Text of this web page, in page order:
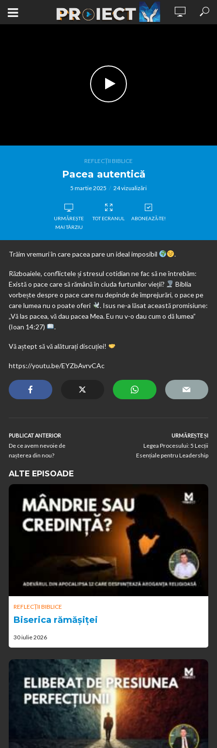
REFLECȚII BIBLICE
Pacea autentică
5 martie 2025 24 vizualizări
URMĂREȘTE
MAI TÂRZIU
TOT ECRANUL ABONEAZĂ-TE!
Trăim vremuri în care pacea pare un ideal imposibil .
Războaiele, conflictele și stresul cotidian ne fac să ne întrebăm:
Există o pace care să rămână în ciuda furtunilor vieții?
Biblia
vorbește despre o pace care nu depinde de împrejurări, o pace pe
care lumea nu o poate oferi
. Isus ne-a lăsat această promisiune:
„Vă las pacea, vă dau pacea Mea. Eu nu v-o dau cum o dă lumea”
(Ioan 14:27)
.
Vă aștept să vă alăturați discuției!
https://youtu.be/EYZbAvrvCAc
PUBLICAT ANTERIOR
De ce avem nevoie de
nașterea din nou?
URMĂREȘTE ȘI
Legea Procesului: 5 Lecții
Esențiale pentru Leadership
ALTE EPISOADE
REFLECȚII BIBLICE
Biserica rămășiței
30 iulie 2026